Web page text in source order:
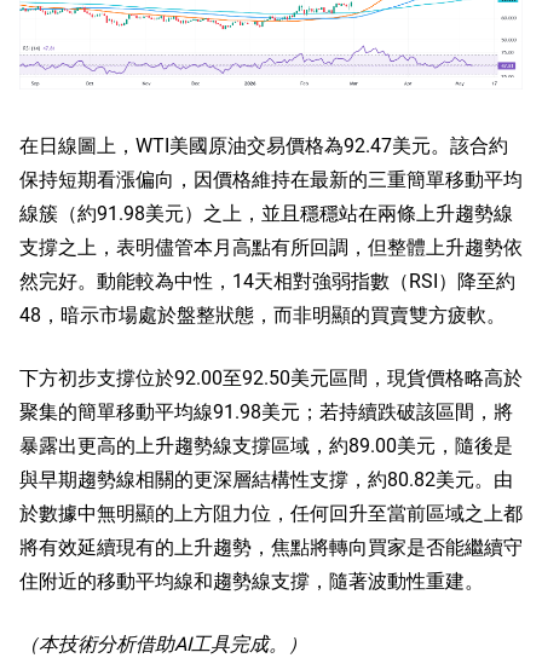
在日線圖上，WTI美國原油交易價格為92.47美元。該合約
保持短期看漲偏向，因價格維持在最新的三重簡單移動平均
線簇（約91.98美元）之上，並且穩穩站在兩條上升趨勢線
支撐之上，表明儘管本月高點有所回調，但整體上升趨勢依
然完好。動能較為中性，14天相對強弱指數（RSI）降至約
48，暗示市場處於盤整狀態，而非明顯的買賣雙方疲軟。
下方初步支撐位於92.00至92.50美元區間，現貨價格略高於
聚集的簡單移動平均線91.98美元；若持續跌破該區間，將
暴露出更高的上升趨勢線支撐區域，約89.00美元，隨後是
與早期趨勢線相關的更深層結構性支撐，約80.82美元。由
於數據中無明顯的上方阻力位，任何回升至當前區域之上都
將有效延續現有的上升趨勢，焦點將轉向買家是否能繼續守
住附近的移動平均線和趨勢線支撐，隨著波動性重建。
（本技術分析借助AI工具完成。）